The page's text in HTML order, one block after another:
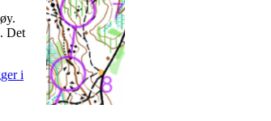
Det
i